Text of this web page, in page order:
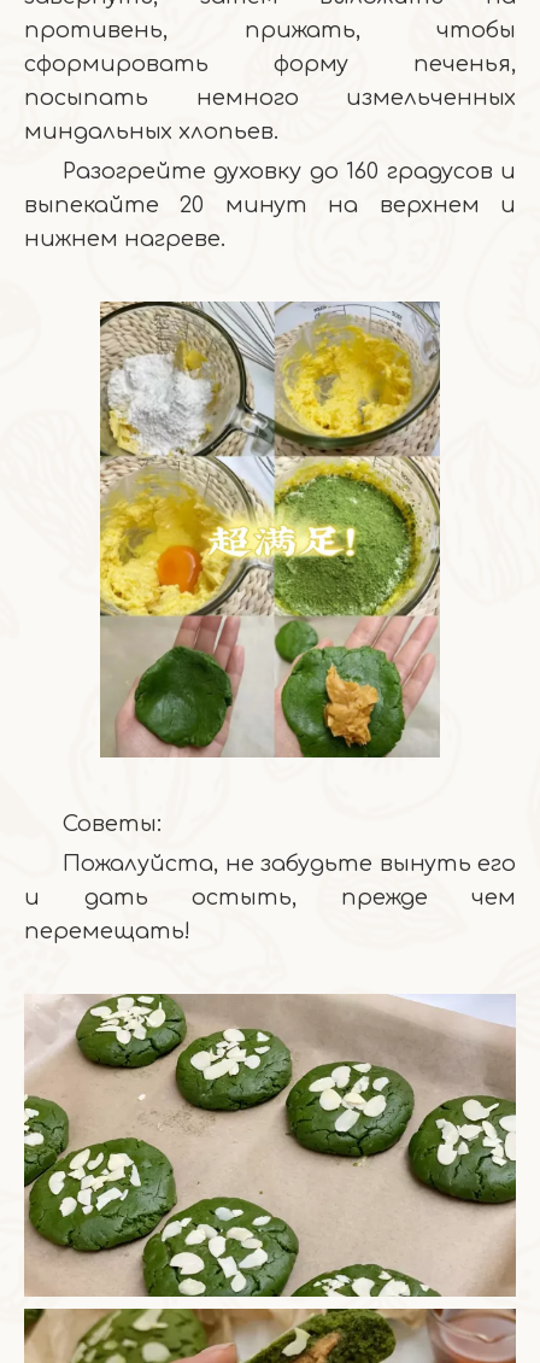
противень, прижать, чтобы
сформировать форму печенья,
посыпать немного измельченных
миндальных хлопьев.
Разогрейте духовку до 160 градусов и
выпекайте 20 минут на верхнем и
нижнем нагреве.
Советы:
Пожалуйста, не забудьте вынуть его
и дать остыть, прежде чем
перемещать!